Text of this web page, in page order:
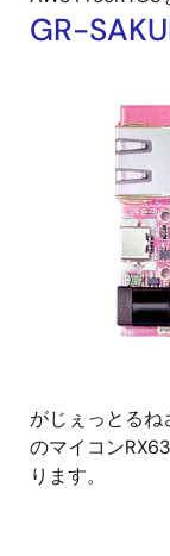
GR-
がじぇっとるね
のマイコン
ります。